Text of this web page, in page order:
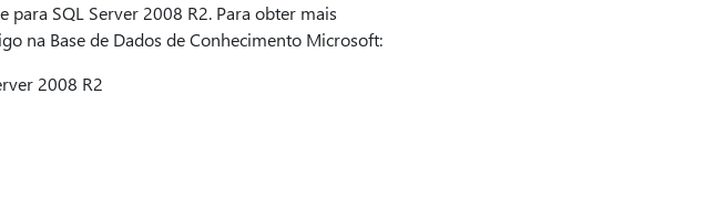
para SQL Server 2008 R2. Para obter mais
na Base de Dados de Conhecimento Microsoft:
2008 R2